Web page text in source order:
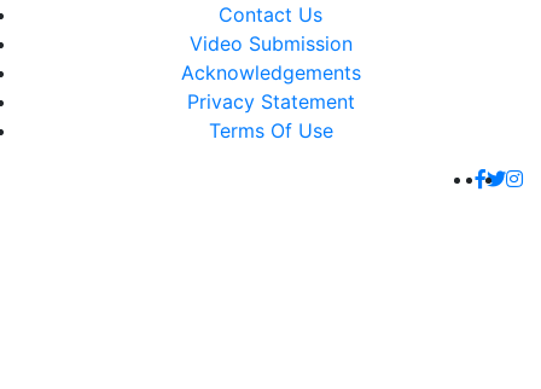
Contact Us
Video Submission
Acknowledgements
Privacy Statement
Terms Of Use